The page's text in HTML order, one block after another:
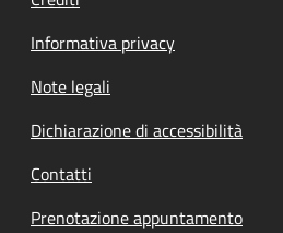
Informativa privacy
Note legali
Dichiarazione di accessibilità
Contatti
Prenotazione appuntamento